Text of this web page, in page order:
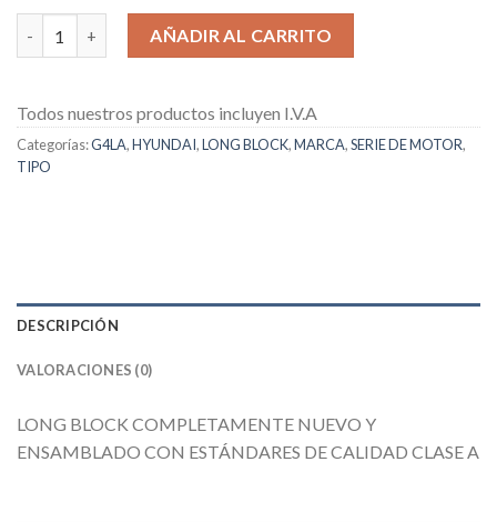
LONG BLOCK NUEVO DE KIA / HYUNDAI G4LA / G4LC cantidad
AÑADIR AL CARRITO
Todos nuestros productos incluyen I.V.A
Categorías:G4LA,HYUNDAI,LONG BLOCK,MARCA,SERIE DE MOTOR,
TIPO
DESCRIPCIÓN
VALORACIONES (0)
LONG BLOCK COMPLETAMENTE NUEVO Y
ENSAMBLADO CON ESTÁNDARES DE CALIDAD CLASE A